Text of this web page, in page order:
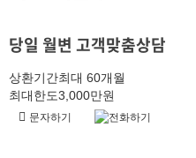
당일 월변 고객맞춤상담
상환기간최대 60개월
최대한도3,000만원
문자하기 전화하기